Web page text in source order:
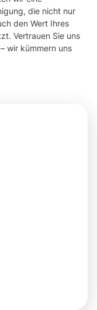
die nicht nur
den Wert Ihres
Vertrauen Sie uns
wir kümmern uns